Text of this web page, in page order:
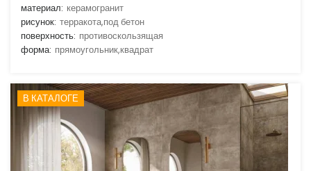
материал: керамогранит
рисунок: терракота,под бетон
поверхность: противоскользящая
форма: прямоугольник,квадрат
В КАТАЛОГЕ